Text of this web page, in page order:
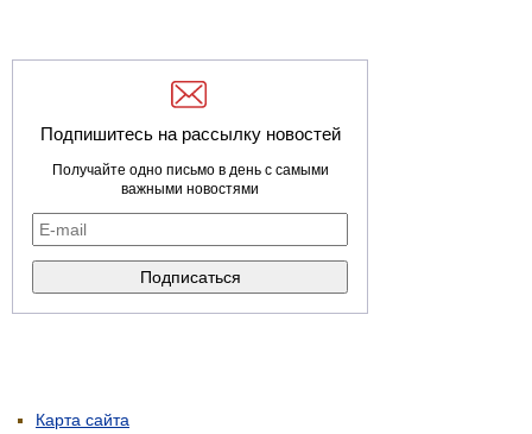
Подпишитесь на рассылку новостей
Получайте одно письмо в день с самыми
важными новостями
Карта сайта